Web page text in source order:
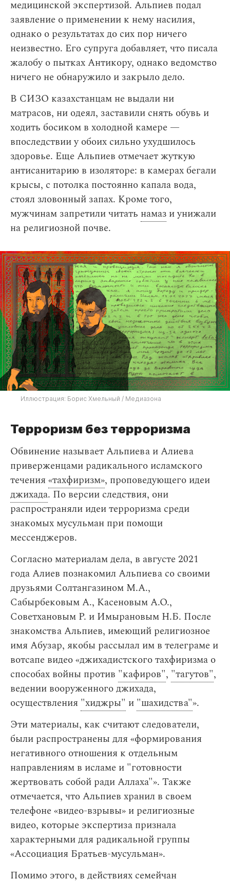
медицинской экспертизой. Альпиев подал
заявление о применении к нему насилия,
однако о результатах до сих пор ничего
неизвестно. Его супруга добавляет, что писала
жалобу о пытках Антикору, однако ведомство
ничего не обнаружило и закрыло дело.
В СИЗО казахстанцам не выдали ни
матрасов, ни одеял, заставили снять обувь и
ходить босиком в холодной камере —
впоследствии у обоих сильно ухудшилось
здоровье. Еще Альпиев отмечает жуткую
антисанитарию в изоляторе: в камерах бегали
крысы, с потолка постоянно капала вода,
стоял зловонный запах. Кроме того,
мужчинам запретили читать намаз и унижали
на религиозной почве.
Иллюстрация: Борис Хмельный / Медиазона
Терроризм без терроризма
Обвинение называет Альпиева и Алиева
приверженцами радикального исламского
течения «тахфиризм», проповедующего идеи
джихада. По версии следствия, они
распространяли идеи терроризма среди
знакомых мусульман при помощи
мессенджеров.
Согласно материалам дела, в августе 2021
года Алиев познакомил Альпиева со своими
друзьями Солтангазином М.А.,
Сабырбековым А., Касеновым А.О.,
Советхановым Р. и Имырановым Н.Б. После
знакомства Альпиев, имеющий религиозное
имя Абузар, якобы рассылал им в телеграме и
вотсапе видео «джихадистского тахфиризма о
способах войны против "кафиров", "тагутов",
ведении вооруженного джихада,
осуществления "хиджры" и "шахидства"».
Эти материалы, как считают следователи,
были распространены для «формирования
негативного отношения к отдельным
направлениям в исламе и "готовности
жертвовать собой ради Аллаха"». Также
отмечается, что Альпиев хранил в своем
телефоне «видео-взрывы» и религиозные
видео, которые экспертиза признала
характерными для радикальной группы
«Ассоциация Братьев-мусульман».
Помимо этого, в действиях семейчан